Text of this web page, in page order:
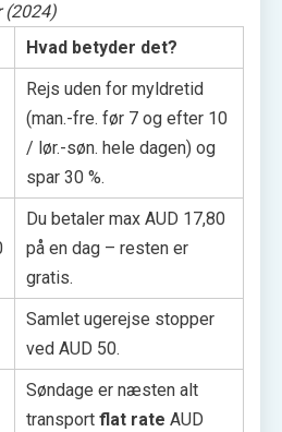
(2024)
Hvad betyder det?
Rejs uden for myldretid
(man.-fre. før 7 og efter 10
/ lør.-søn. hele dagen) og
spar 30 %.
Du betaler max AUD 17,80
på en dag – resten er
gratis.
Samlet ugerejse stopper
ved AUD 50.
Søndage er næsten alt
transport flat rate AUD